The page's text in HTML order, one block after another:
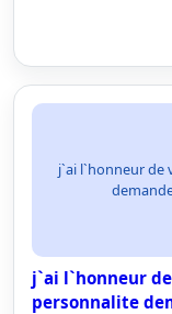
j`ai l`honneur de
j`ai l`honneur
personnalite